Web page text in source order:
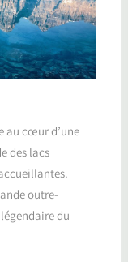
au cœur d’une
des lacs
outre-
du